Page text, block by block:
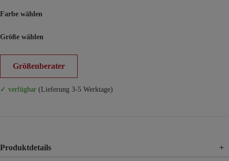
Farbe wählen
Größe wählen
Größenberater
✓ verfügbar (Lieferung 3-5 Werktage)
Produktdetails +